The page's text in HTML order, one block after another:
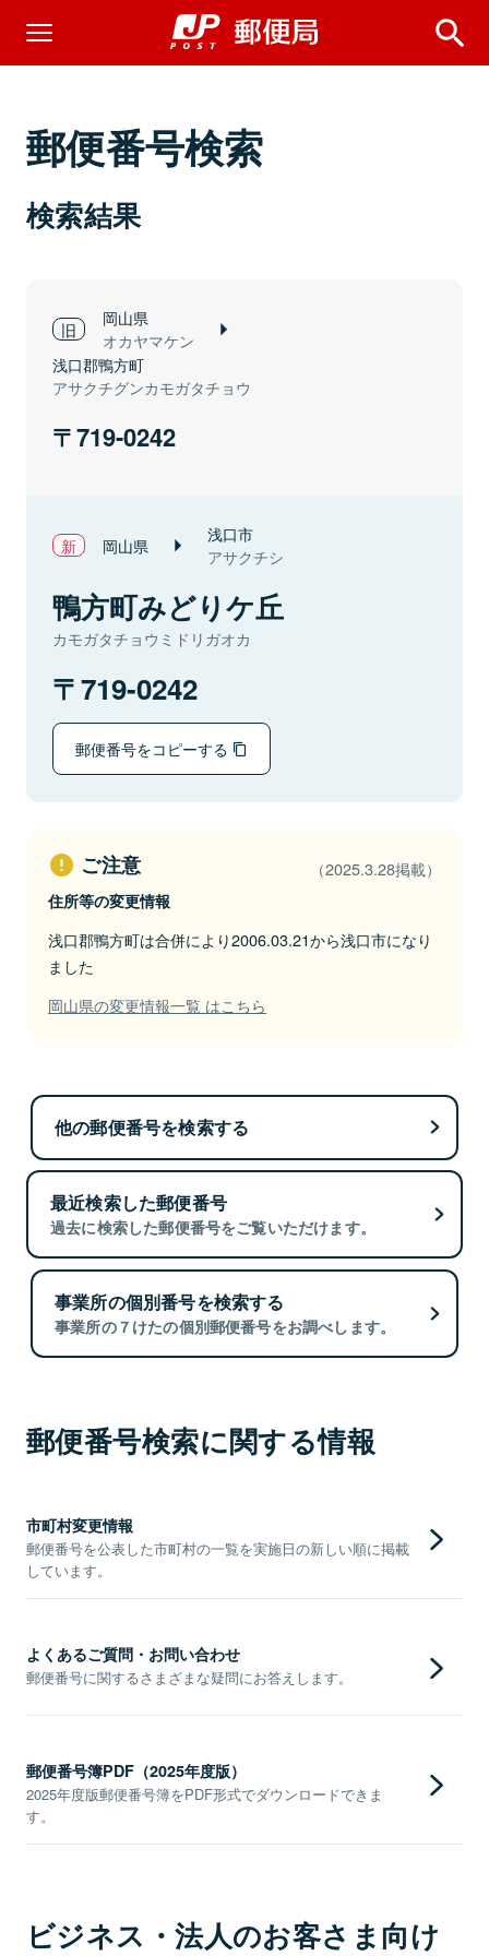
郵便番号検索
検索結果
岡山県
オカヤマケン
浅口郡鴨方町
アサクチグンカモガタチョウ
719-0242
岡山県 浅口市
アサクチシ
鴨方町みどりケ丘
カモガタチョウミドリガオカ
719-0242
郵便番号をコピーする
ご注意 （2025.3.28掲載）
住所等の変更情報
浅口郡鴨方町は合併により2006.03.21から浅口市になり
ました
岡山県の変更情報一覧 はこちら
他の郵便番号を検索する
最近検索した郵便番号
過去に検索した郵便番号をご覧いただけます。
事業所の個別番号を検索する
事業所の７けたの個別郵便番号をお調べします。
郵便番号検索に関する情報
市町村変更情報
郵便番号を公表した市町村の一覧を実施日の新しい順に掲載
しています。
よくあるご質問・お問い合わせ
郵便番号に関するさまざまな疑問にお答えします。
郵便番号簿PDF（2025年度版）
2025年度版郵便番号簿をPDF形式でダウンロードできま
す。
ビジネス・法人のお客さま向け